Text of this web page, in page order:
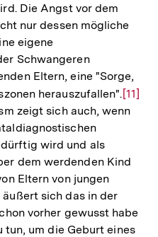
Die Angst vor dem
nur dessen mögliche
eigene
Schwangeren
Eltern, eine "Sorge,
herauszufallen". Zur
[11]
zeigt sich auch, wenn
wird und als
dem werdenden Kind
Eltern von jungen
sich das in der
vorher gewusst habe
tun, um die Geburt eines